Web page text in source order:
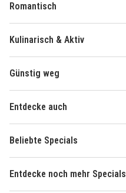
Romantisch
Kulinarisch & Aktiv
Günstig weg
Entdecke auch
Beliebte Specials
Entdecke noch mehr Specials